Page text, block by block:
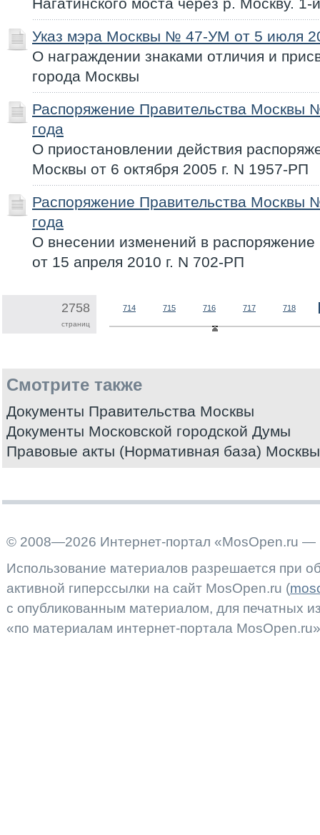
Указ мэра Москвы № 47-УМ от 5 июля
О награждении знаками отличия и
города Москвы
Распоряжение Правительства
года
О приостановлении действия
Москвы от 6 октября 2005 г. N 1957-РП
Распоряжение Правительства
года
О внесении изменений в
от 15 апреля 2010 г. N 702-РП
2758
страниц
714 715 716 717 718
Смотрите также
Документы Правительства Москвы
Документы Московской городской Думы
Правовые акты (Нормативная база) Москвы
© 2008—2026 Интернет-портал «MosOpen.ru —
Использование материалов разрешается при
активной гиперссылки на сайт MosOpen.ru (
с опубликованным материалом, для печатных
«по материалам интернет-портала